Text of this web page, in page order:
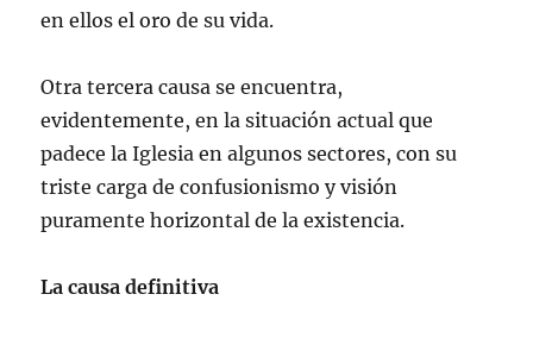
en ellos el oro de su vida.
Otra tercera causa se encuentra,
evidentemente, en la situación actual que
padece la Iglesia en algunos sectores, con su
triste carga de confusionismo y visión
puramente horizontal de la existencia.
La causa definitiva